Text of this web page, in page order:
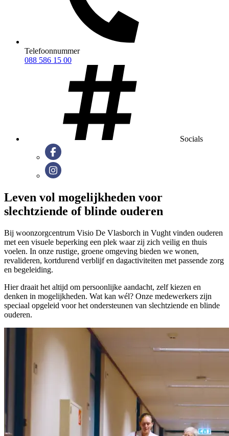
Telefoonnummer
088 586 15 00
Socials
Leven vol mogelijkheden voor
slechtziende of blinde ouderen
Bij woonzorgcentrum Visio De Vlasborch in Vught vinden ouderen
met een visuele beperking een plek waar zij zich veilig en thuis
voelen. In onze rustige, groene omgeving bieden we wonen,
revalideren, kortdurend verblijf en dagactiviteiten met passende zorg
en begeleiding.
Hier draait het altijd om persoonlijke aandacht, zelf kiezen en
denken in mogelijkheden. Wat kan wél? Onze medewerkers zijn
speciaal opgeleid voor het ondersteunen van slechtziende en blinde
ouderen.